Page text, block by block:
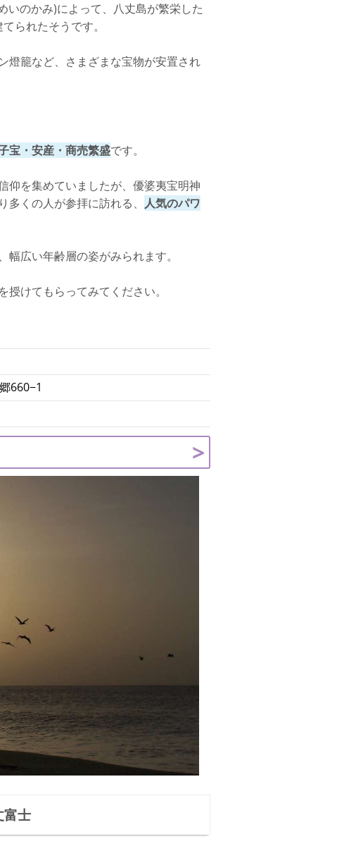
いのかみ)によって、八丈島が繁栄した
られたそうです。
燈籠など、さまざまな宝物が安置され
宝・安産・商売繁盛です。
仰を集めていましたが、優婆夷宝明神
くの人が参拝に訪れる、 人気のパワ
広い年齢層の姿がみられます。
けてもらってみてください。
660−1
士